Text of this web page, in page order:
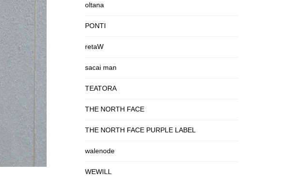
oltana
PONTI
retaW
sacai man
TEATORA
THE NORTH FACE
THE NORTH FACE PURPLE LABEL
walenode
WEWILL